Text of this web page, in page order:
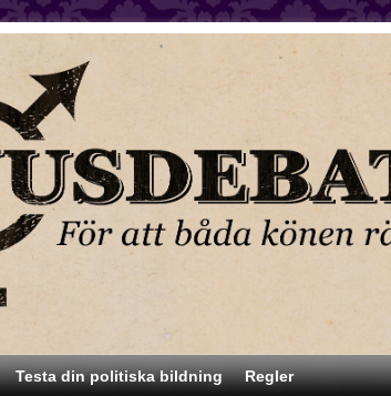
Testa din politiska bildning Regler